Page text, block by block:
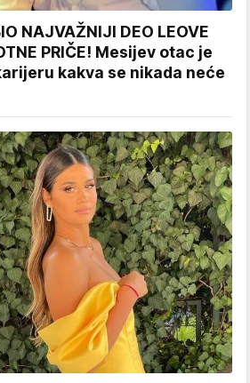
NAJVAŽNIJI DEO LEOVE
PRIČE! Mesijev otac je
kakva se nikada neće